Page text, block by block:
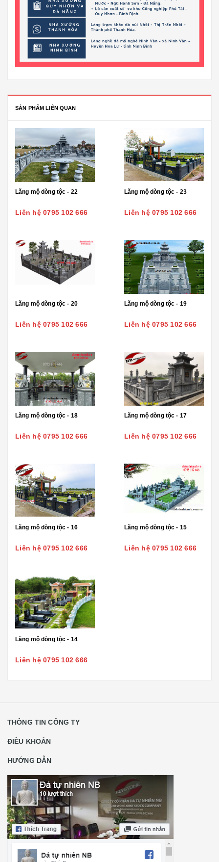
SẢN PHẨM LIÊN QUAN
Lăng mộ dòng tộc - 22
Liên hệ 0795 102 666
Lăng mộ dòng tộc - 23
Liên hệ 0795 102 666
Lăng mộ dòng tộc - 20
Liên hệ 0795 102 666
Lăng mộ dòng tộc - 19
Liên hệ 0795 102 666
Lăng mộ dòng tộc - 18
Liên hệ 0795 102 666
Lăng mộ dòng tộc - 17
Liên hệ 0795 102 666
Lăng mộ dòng tộc - 16
Liên hệ 0795 102 666
Lăng mộ dòng tộc - 15
Liên hệ 0795 102 666
Lăng mộ dòng tộc - 14
Liên hệ 0795 102 666
THÔNG TIN CÔNG TY
ĐIỀU KHOẢN
HƯỚNG DẪN